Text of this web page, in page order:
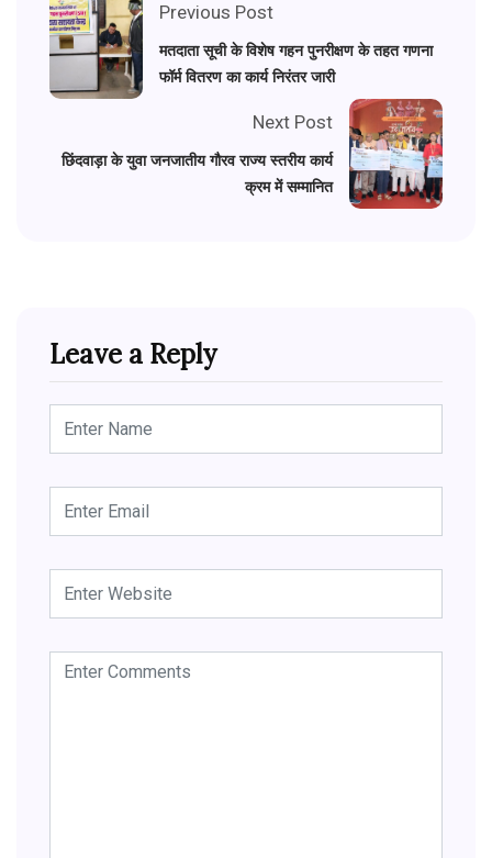
Previous Post
मतदाता सूची के विशेष गहन पुनरीक्षण के तहत गणना
फॉर्म वितरण का कार्य निरंतर जारी
Next Post
छिंदवाड़ा के युवा जनजातीय गौरव राज्य स्तरीय कार्य
क्रम में सम्मानित
Leave a Reply